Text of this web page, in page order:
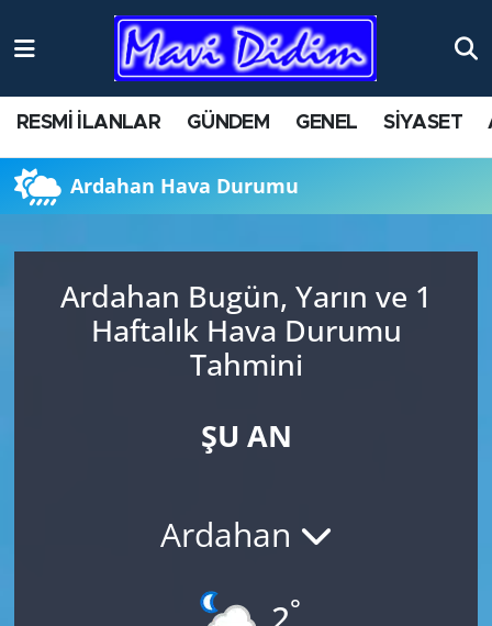
RESMİ İLANLAR GÜNDEM GENEL SİYASET
Ardahan Hava Durumu
Ardahan Bugün, Yarın ve 1
Haftalık Hava Durumu
Tahmini
ŞU AN
Ardahan
°
ANTİK YERLER
AYDIN
BİLİM VE TEKNOLOJİ
ÇEVRE
HABERDE İNSAN
Nöbetçi Eczaneler
Namaz Vakitleri
Trafik Durumu
Süper Lig Puan Durumu ve Fikstür
Tüm Manşetler